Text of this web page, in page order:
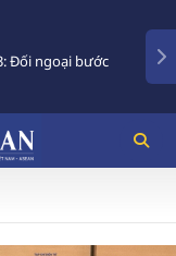
Đối ngoại bước